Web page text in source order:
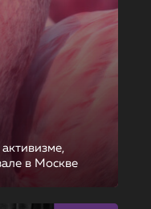
в Москве